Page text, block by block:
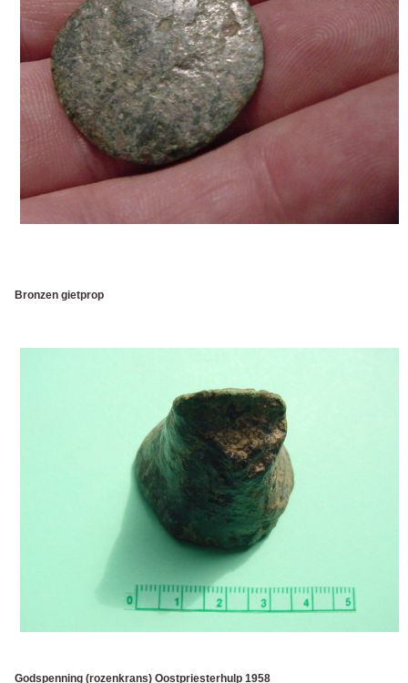
Bronzen gietprop
Godspenning (rozenkrans) Oostpriesterhulp 1958